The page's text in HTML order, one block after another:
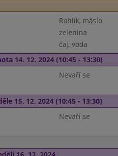
Rohlík, máslo
zelenina
čaj, voda
14. 12. 2024 (10:45 - 13:30)
Nevaří se
15. 12. 2024 (10:45 - 13:30)
Nevaří se